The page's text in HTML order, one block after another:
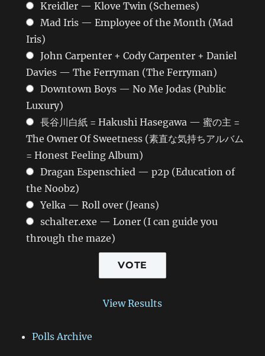
Kreidler — Klove Twin (Schemes)
Mad Iris — Employee of the Month (Mad
Iris)
John Carpenter + Cody Carpenter + Daniel
Davies — The Ferryman (The Ferryman)
Downtown Boys — No Me Jodas (Public
Luxury)
長谷川白紙 = Hakushi Hasegawa — 蜜の主 =
The Owner Of Sweetness (素直な気持ちアルバム
= Honest Feeling Album)
Dragan Espenschied — p2p (Education of
the Noobz)
Yelka — Roll over (Jeans)
schalter.exe — Loner (I can guide you
through the maze)
View Results
Polls Archive